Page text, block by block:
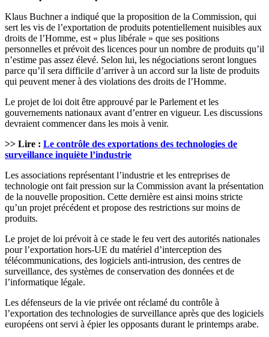
Klaus Buchner a indiqué que la proposition de la Commission, qui
sert les vis de l’exportation de produits potentiellement nuisibles aux
droits de l’Homme, est « plus libérale » que ses positions
personnelles et prévoit des licences pour un nombre de produits qu’il
n’estime pas assez élevé. Selon lui, les négociations seront longues
parce qu’il sera difficile d’arriver à un accord sur la liste de produits
qui peuvent mener à des violations des droits de l’Homme.
Le projet de loi doit être approuvé par le Parlement et les
gouvernements nationaux avant d’entrer en vigueur. Les discussions
devraient commencer dans les mois à venir.
>> Lire : Le contrôle des exportations des technologies de
surveillance inquiète l’industrie
Les associations représentant l’industrie et les entreprises de
technologie ont fait pression sur la Commission avant la présentation
de la nouvelle proposition. Cette dernière est ainsi moins stricte
qu’un projet précédent et propose des restrictions sur moins de
produits.
Le projet de loi prévoit à ce stade le feu vert des autorités nationales
pour l’exportation hors-UE du matériel d’interception des
télécommunications, des logiciels anti-intrusion, des centres de
surveillance, des systèmes de conservation des données et de
l’informatique légale.
Les défenseurs de la vie privée ont réclamé du contrôle à
l’exportation des technologies de surveillance après que des logiciels
européens ont servi à épier les opposants durant le printemps arabe.